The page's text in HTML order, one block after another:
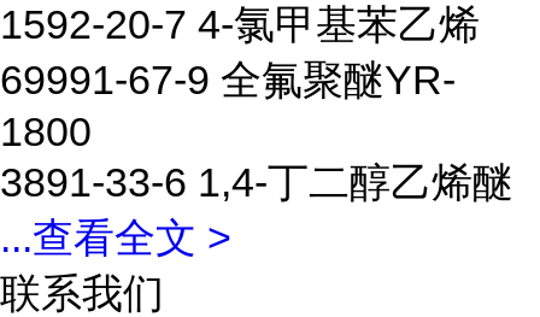
1592-20-7 4-氯甲基苯乙烯
69991-67-9 全氟聚醚YR-
1800
3891-33-6 1,4-丁二醇乙烯醚
...查看全文 >
联系我们